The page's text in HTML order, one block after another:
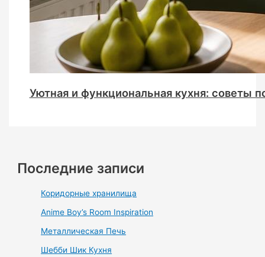
Уютная и функциональная кухня: советы
Последние записи
Коридорные хранилища
Anime Boy’s Room Inspiration
Металлическая Печь
Шебби Шик Кухня